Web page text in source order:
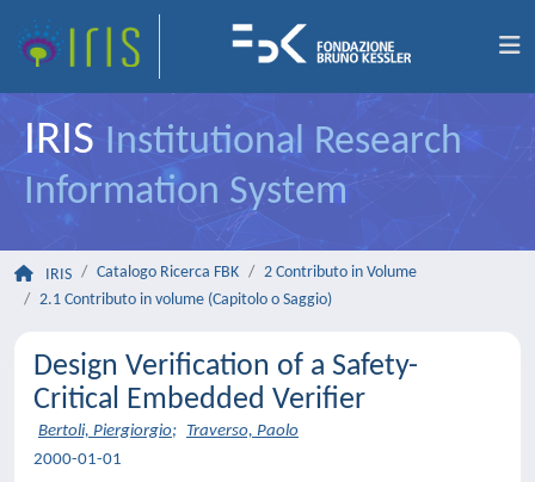
IRIS Institutional Research
Information System
IRIS Catalogo Ricerca FBK
2 Contributo in Volume
2.1 Contributo in volume (Capitolo o Saggio)
Design Verification of a Safety-
Critical Embedded Verifier
Bertoli, Piergiorgio; Traverso, Paolo
2000-01-01